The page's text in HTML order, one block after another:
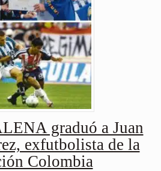
graduó a Juan
exfutbolista de la
Colombia